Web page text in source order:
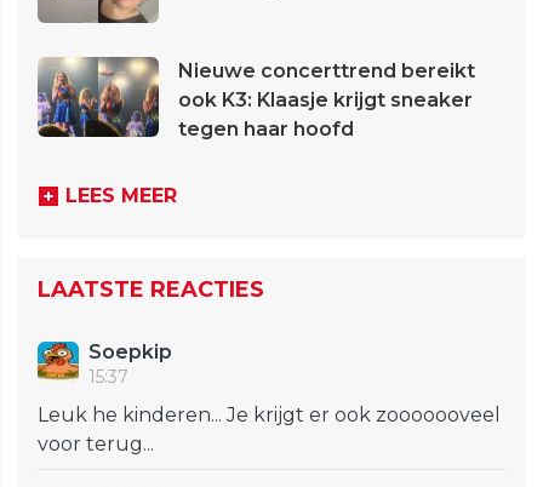
Nieuwe concerttrend bereikt
ook K3: Klaasje krijgt sneaker
tegen haar hoofd
LEES MEER
LAATSTE REACTIES
Soepkip
15:37
Leuk he kinderen... Je krijgt er ook zooooooveel
voor terug...